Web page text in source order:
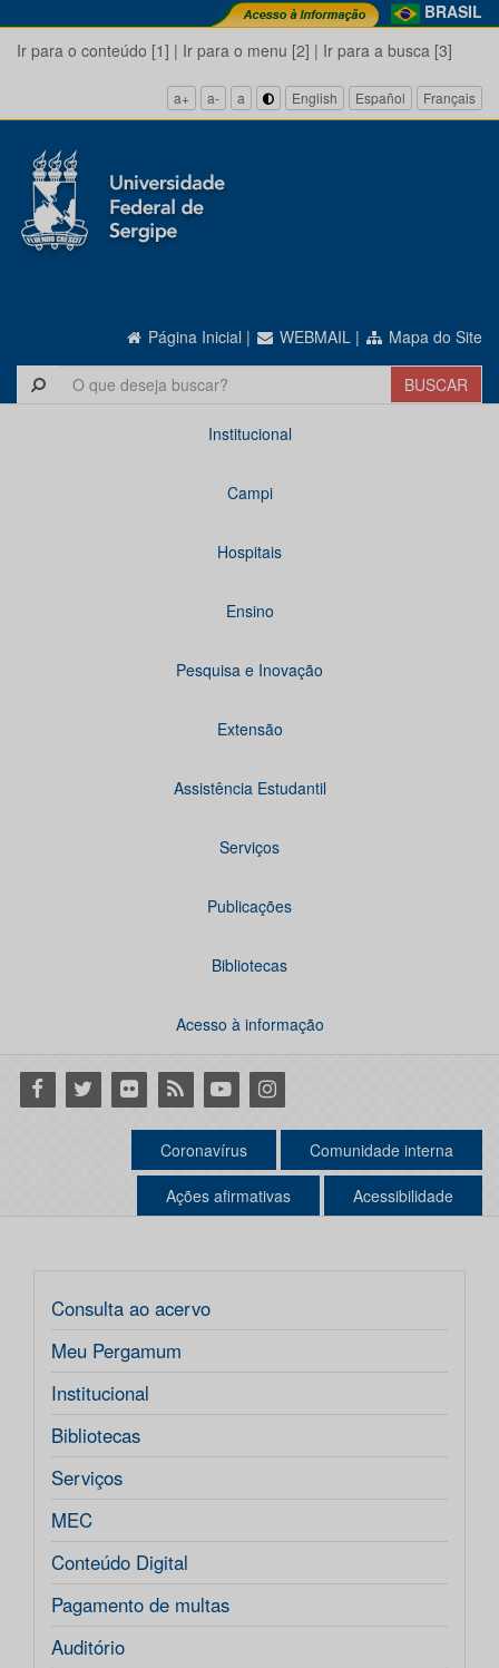
BRASIL
Ir para o conteúdo [1] | Ir para o menu [2] | Ir para a busca [3]
a+ a- a English Español Français
Página Inicial | WEBMAIL | Mapa do Site
Institucional
Campi
Hospitais
Ensino
Pesquisa e Inovação
Extensão
Assistência Estudantil
Serviços
Publicações
Bibliotecas
Acesso à informação
Facebook
Twitter Flickr RSS YoutubeInstagram
Coronavírus Comunidade interna
Ações afirmativas Acessibilidade
Consulta ao acervo
Meu Pergamum
Institucional
Bibliotecas
Serviços
MEC
Conteúdo Digital
Pagamento de multas
Auditório